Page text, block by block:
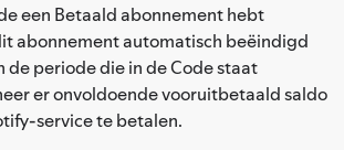
een Betaald abonnement hebt
abonnement automatisch beëindigd
de periode die in de Code staat
er onvoldoende vooruitbetaald saldo
service te betalen.